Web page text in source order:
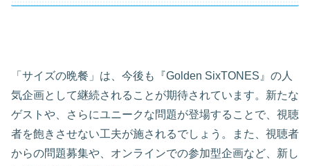
「サイズの晩餐」は、今後も『Golden SixTONES』の人
気企画として継続されることが期待されています。新たな
ゲストや、さらにユニークな問題が登場することで、視聴
者を飽きさせない工夫が施されるでしょう。また、視聴者
からの問題募集や、オンラインでの参加型企画など、新し